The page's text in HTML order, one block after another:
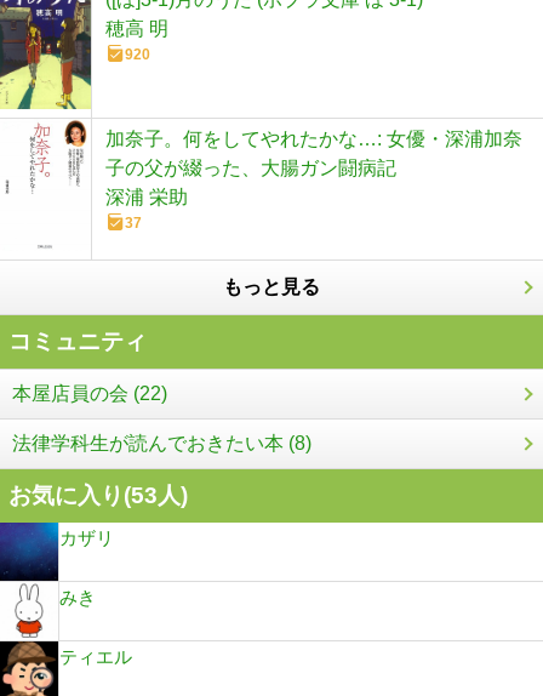
穂高 明
920
加奈子。何をしてやれたかな…: 女優・深浦加奈
子の父が綴った、大腸ガン闘病記
深浦 栄助
37
もっと見る
コミュニティ
本屋店員の会 (22)
法律学科生が読んでおきたい本 (8)
お気に入り(53人)
カザリ
みき
ティエル